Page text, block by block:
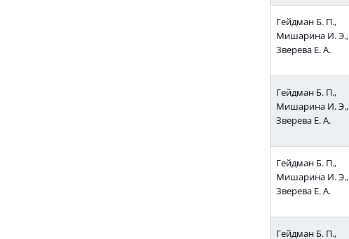
Гейдман Б. П.,
Мишарина И. Э.,
Зверева Е. А.
Гейдман Б. П.,
Мишарина И. Э.,
Зверева Е. А.
Гейдман Б. П.,
Мишарина И. Э.,
Зверева Е. А.
Гейдман Б. П.,